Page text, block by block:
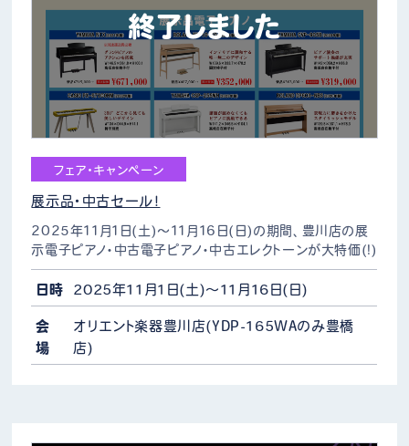
終了しました
フェア・キャンペーン
展示品・中古セール！
2025年11月1日(土)～11月16日(日)の期間、豊川店の展
示電子ピアノ・中古電子ピアノ・中古エレクトーンが大特価(!)
(※YDP165‐WAのみ豊橋店展示) 一部既に展示品として
販売している商品もありますがセール期…
日時 2025年11月1日(土)～11月16日(日)
会
場
オリエント楽器豊川店(YDP-165WAのみ豊橋
店)